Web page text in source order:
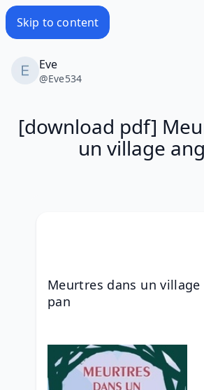
Skip to content
Eve
@Eve534
[download pdf]
un village
Meurtres dans un village
pan